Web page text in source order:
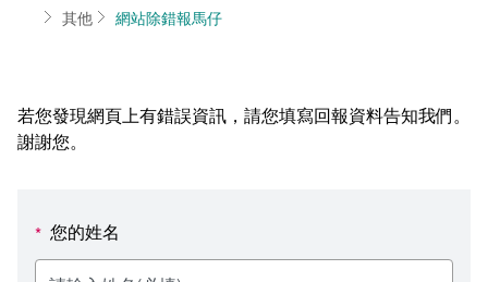
學系公告
活動研習
歷史訊息
立案證明
空大有利的學習條件
環境設備
本校位置
資訊圖像化專區
活動花絮
行政單位簡介
校長室
教務處課務組
學術單位
通識教育中心
法律學系
其他好站
資訊相關法規
校務資訊
新生報名
在學資訊
首頁其他 網站除錯報馬仔
若您發現網頁上有錯誤資訊，請您填寫回報資料告知我們。
謝謝您。
* 您的姓名